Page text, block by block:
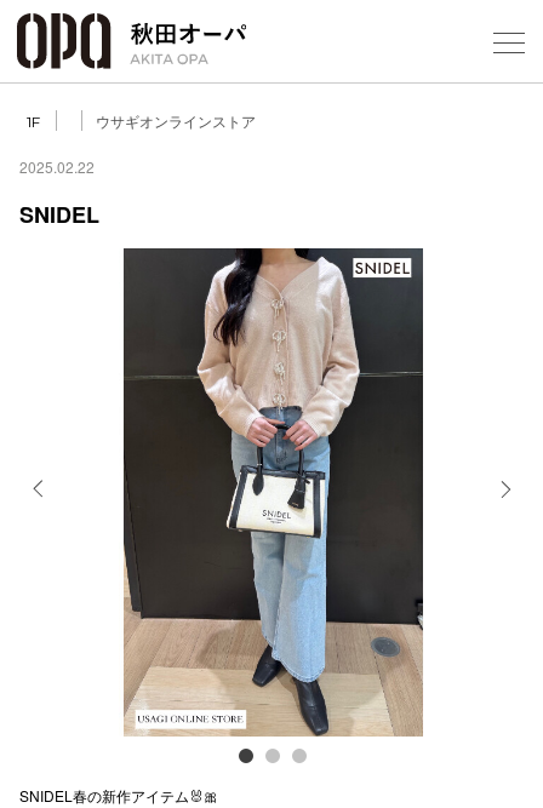
1F ウサギオンラインストア
2025.02.22
SNIDEL
SNIDEL春の新作アイテム🐰🎀
公式SNS